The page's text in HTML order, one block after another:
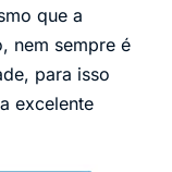
que a
nem sempre é
para isso
excelente